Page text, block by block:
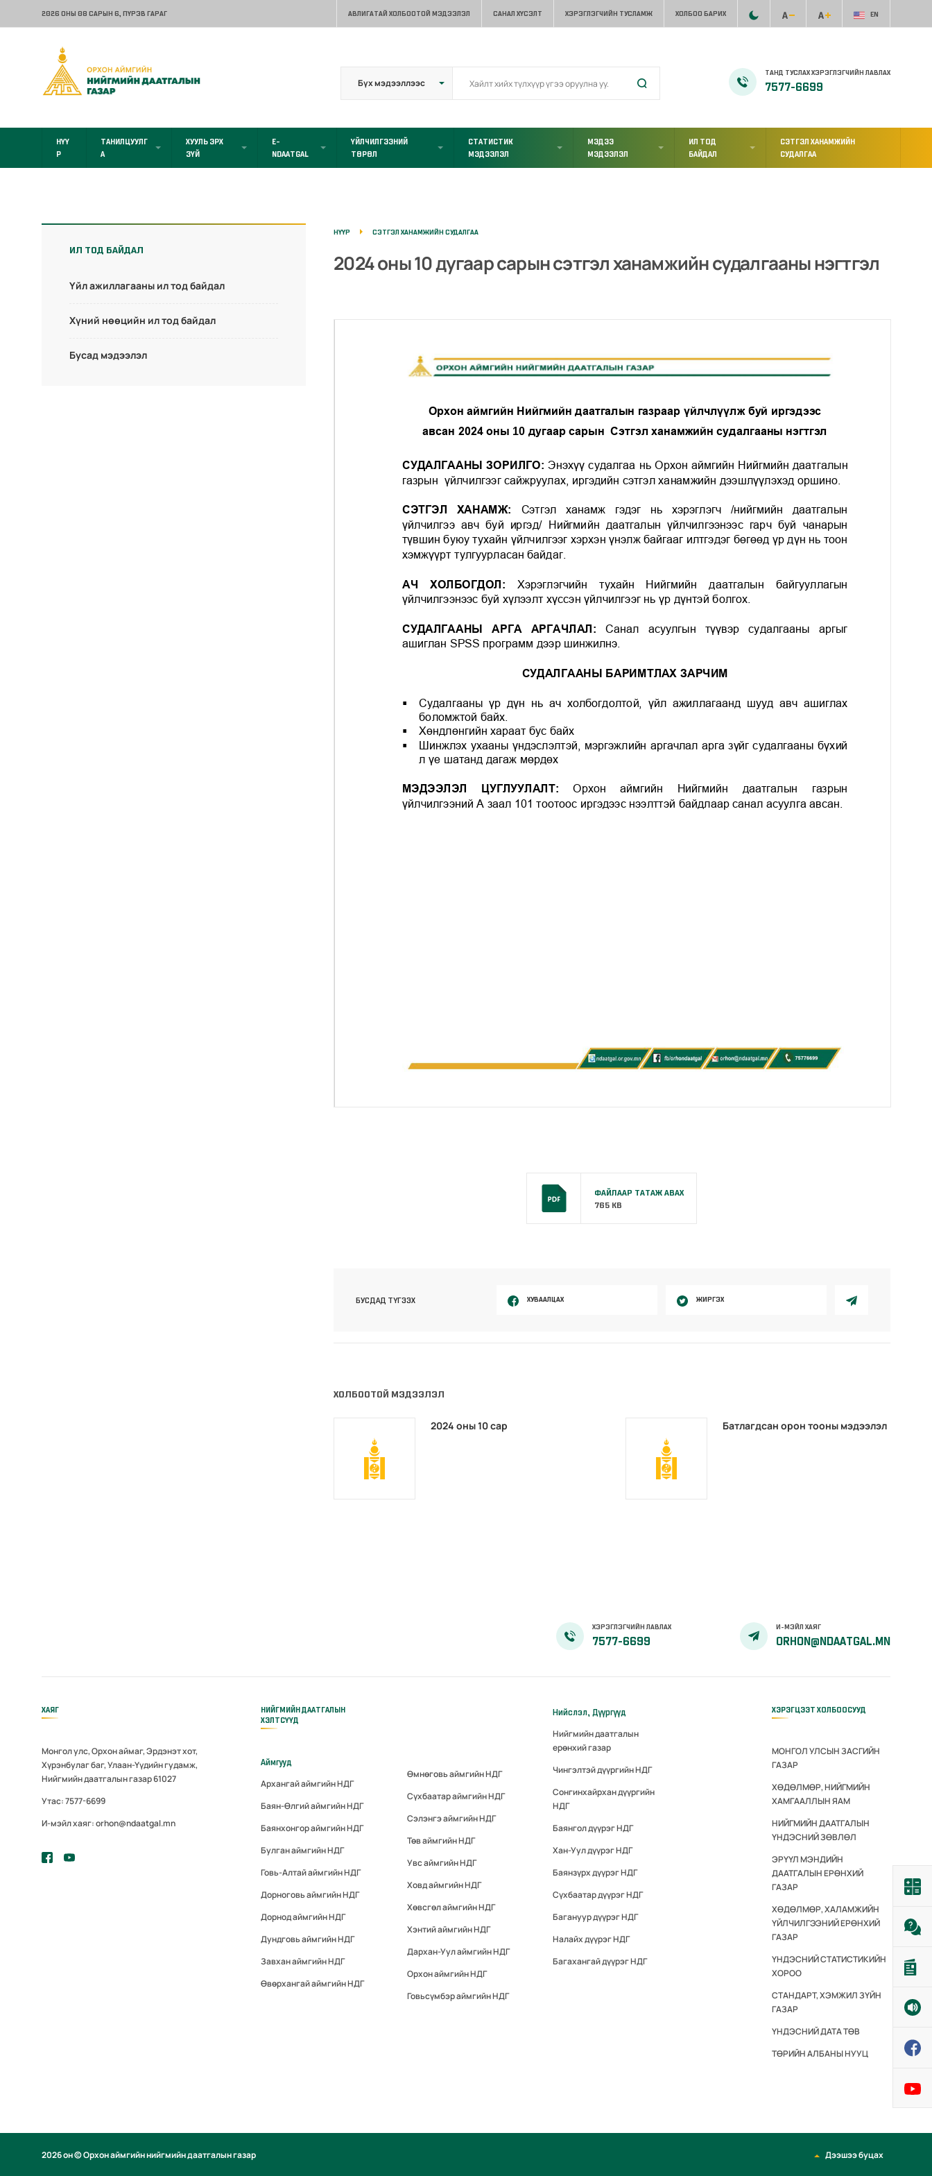
2026 ОНЫ 08 САРЫН 6, ПҮРЭВ ГАРАГ АВЛИГАТАЙ ХОЛБООТОЙ МЭДЭЭЛЭЛ САНАЛ ХҮСЭЛТ ХЭРЭГЛЭГЧИЙН ТУСЛАМЖ ХОЛБОО БАРИХ EN
ТАНД ТУСЛАХ ХЭРЭГЛЭГЧИЙН ЛАВЛАХ
7577-6699
НҮҮ
Р
ТАНИЛЦУУЛГ
А
ХУУЛЬ ЭРХ
ЗҮЙ
E-
NDAATGAL
ҮЙЛЧИЛГЭЭНИЙ
ТӨРӨЛ
СТАТИСТИК
МЭДЭЭЛЭЛ
МЭДЭЭ
МЭДЭЭЛЭЛ
ИЛ ТОД
БАЙДАЛ
СЭТГЭЛ ХАНАМЖИЙН
СУДАЛГАА
ИЛ ТОД БАЙДАЛ
Үйл ажиллагааны ил тод байдал
Хүний нөөцийн ил тод байдал
Бусад мэдээлэл
НҮҮР СЭТГЭЛ ХАНАМЖИЙН СУДАЛГАА
2024 оны 10 дугаар сарын сэтгэл ханамжийн судалгааны нэгтгэл
ФАЙЛААР ТАТАЖ АВАХ
765 KB
БУСДАД ТҮГЭЭХ ХУВААЛЦАХ ЖИРГЭХ
ХОЛБООТОЙ МЭДЭЭЛЭЛ
2024 оны 10 сар Батлагдсан орон тооны мэдээлэл
ХЭРЭГЛЭГЧИЙН ЛАВЛАХ
7577-6699
И-МЭЙЛ ХАЯГ
ORHON@NDAATGAL.MN
ХАЯГ
Монгол улс, Орхон аймаг, Эрдэнэт хот,
Хүрэнбулаг баг, Улаан-Үүдийн гудамж,
Нийгмийн даатгалын газар 61027
Утас: 7577-6699
И-мэйл хаяг: orhon@ndaatgal.mn
НИЙГМИЙН ДААТГАЛЫН
ХЭЛТСҮҮД
Аймгууд
Архангай аймгийн НДГ
Баян-Өлгий аймгийн НДГ
Баянхонгор аймгийн НДГ
Булган аймгийн НДГ
Говь-Алтай аймгийн НДГ
Дорноговь аймгийн НДГ
Дорнод аймгийн НДГ
Дундговь аймгийн НДГ
Завхан аймгийн НДГ
Өвөрхангай аймгийн НДГ
Өмнөговь аймгийн НДГ
Сүхбаатар аймгийн НДГ
Сэлэнгэ аймгийн НДГ
Төв аймгийн НДГ
Увс аймгийн НДГ
Ховд аймгийн НДГ
Хөвсгөл аймгийн НДГ
Хэнтий аймгийн НДГ
Дархан-Уул аймгийн НДГ
Орхон аймгийн НДГ
Говьсүмбэр аймгийн НДГ
Нийслэл, Дүүргүүд
Нийгмийн даатгалын
ерөнхий газар
Чингэлтэй дүүргийн НДГ
Сонгинхайрхан дүүргийн
НДГ
Баянгол дүүрэг НДГ
Хан-Уул дүүрэг НДГ
Баянзүрх дүүрэг НДГ
Сүхбаатар дүүрэг НДГ
Багануур дүүрэг НДГ
Налайх дүүрэг НДГ
Багахангай дүүрэг НДГ
ХЭРЭГЦЭЭТ ХОЛБООСУУД
МОНГОЛ УЛСЫН ЗАСГИЙН
ГАЗАР
ХӨДӨЛМӨР, НИЙГМИЙН
ХАМГААЛЛЫН ЯАМ
НИЙГМИЙН ДААТГАЛЫН
ҮНДЭСНИЙ ЗӨВЛӨЛ
ЭРҮҮЛ МЭНДИЙН
ДААТГАЛЫН ЕРӨНХИЙ
ГАЗАР
ХӨДӨЛМӨР, ХАЛАМЖИЙН
ҮЙЛЧИЛГЭЭНИЙ ЕРӨНХИЙ
ГАЗАР
ҮНДЭСНИЙ СТАТИСТИКИЙН
ХОРОО
СТАНДАРТ, ХЭМЖИЛ ЗҮЙН
ГАЗАР
ҮНДЭСНИЙ ДАТА ТӨВ
ТӨРИЙН АЛБАНЫ НУУЦ
2026 он © Орхон аймгийн нийгмийн даатгалын газар Дээшээ буцах